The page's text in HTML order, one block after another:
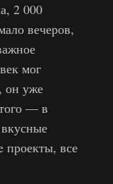
2 000
вечеров,
мог
он уже
— в
проекты, все